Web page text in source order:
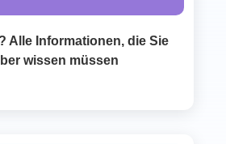
Alle Informationen, die Sie
wissen müssen